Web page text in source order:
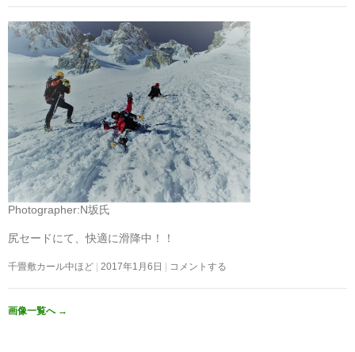
Photographer:N坂氏
尻セードにて、快適に滑降中！！
千畳敷カール中ほど 2017年1月6日 コメントする
画像一覧へ →